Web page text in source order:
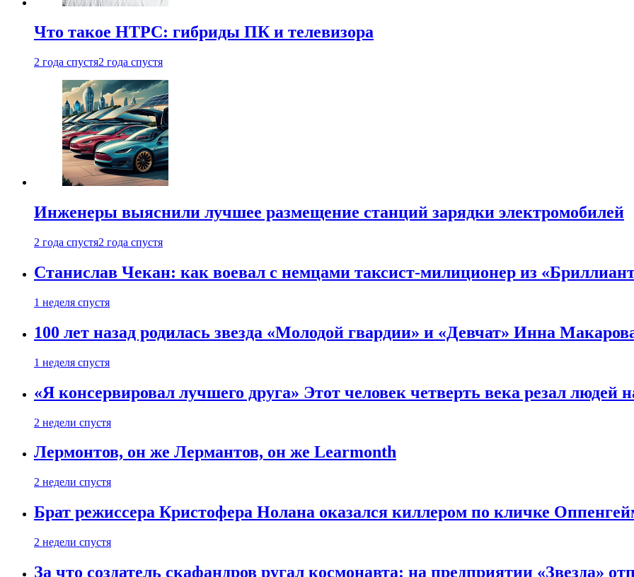
Что такое HTPC: гибриды ПК и телевизора
2 года спустя2 года спустя
Инженеры выяснили лучшее размещение станций зарядки электромобилей
2 года спустя2 года спустя
Станислав Чекан: как воевал с немцами таксист-милиционер из
1 неделя спустя
100 лет назад родилась звезда «Молодой гвардии» и «Девчат» Инна
1 неделя спустя
«Я консервировал лучшего друга» Этот человек четверть века резал людей
2 недели спустя
Лермонтов, он же Лермантов, он же Learmonth
2 недели спустя
Брат режиссера Кристофера Нолана оказался киллером по кличке
2 недели спустя
За что создатель скафандров ругал космонавта: на предприятии «Звезда»